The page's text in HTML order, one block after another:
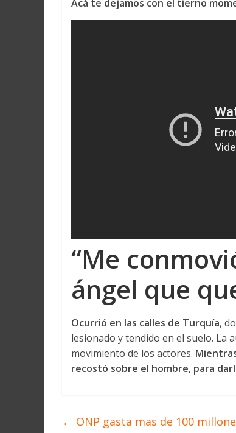
Acá te dejamos con el tierno
“Me
ángel que
Ocurrió en las calles de Turquía,
lesionado y tendido en el suelo. La
movimiento de los actores.
recostó sobre el hombre, para
← ONP gasta mas de 100